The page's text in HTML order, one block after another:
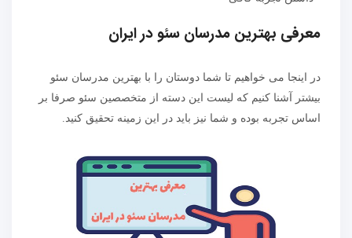
معرفی بهترین مدرسان سئو در ایران
در اینجا می خواهیم تا شما دوستان را با بهترین مدرسان سئو
بیشتر آشنا کنیم که لیست این دسته از متخصصین سئو صرفا بر
اساس تجربه بوده و شما نیز باید در این زمینه تحقیق کنید.